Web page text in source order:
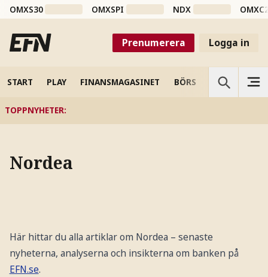
OMXS30 OMXSPI NDX
Prenumerera Logga in
START PLAY FINANSMAGASINET BÖRS VETENSKAP
TOPPNYHETER:
Nordea
Här hittar du alla artiklar om Nordea – senaste
nyheterna, analyserna och insikterna om banken på
EFN.se.